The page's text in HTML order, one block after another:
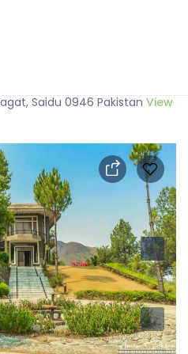
Saidu 0946 Pakistan View